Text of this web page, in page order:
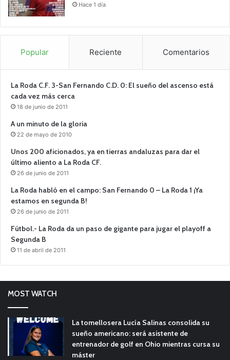
Hace 1 día
Popular Reciente Comentarios
La Roda C.F. 3-San Fernando C.D. 0: El sueño del ascenso está
cada vez más cerca
18 de junio de 2011
A un minuto de la gloria
22 de mayo de 2010
Unos 200 aficionados, ya en tierras andaluzas para dar el
último aliento a La Roda CF.
26 de junio de 2011
La Roda habló en el campo: San Fernando 0 – La Roda 1 ¡Ya
estamos en segunda B!
26 de junio de 2011
Fútbol.- La Roda da un paso de gigante para jugar el playoff a
Segunda B
11 de abril de 2011
MOST WATCH
La tomellosera Lucía Salinas consolida su
sueño americano: será asistente de
entrenador de golf en Ohio mientras cursa su
máster